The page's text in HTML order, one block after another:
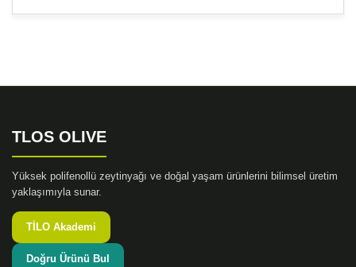
Yorum Yaz
Bu ürünün fiyat bilgisi, resim, ürün açıklamalarında ve
Ürün bilgilerinde hatalar bulunuyor.
Bu ürüne benzer farklı alternatifler olmalı.
TLOS OLIVE
Yüksek polifenollü zeytinyağı ve doğal yaşam ürünlerini bilimsel üretim
yaklaşımıyla sunar.
TİLO Akademi
Doğru Ürünü Bul